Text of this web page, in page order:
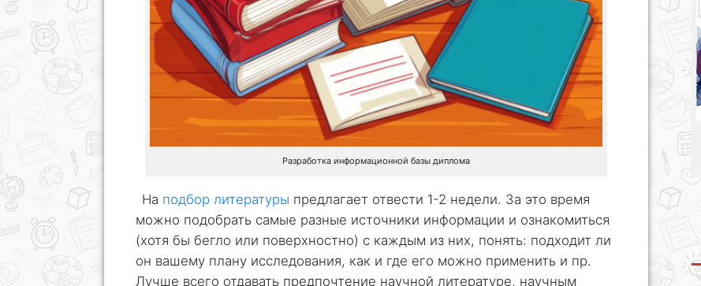
Разработка информационной базы диплома
На подбор литературы предлагает отвести 1-2 недели. За это время
можно подобрать самые разные источники информации и ознакомиться
(хотя бы бегло или поверхностно) с каждым из них, понять: подходит ли
он вашему плану исследования, как и где его можно применить и пр.
Лучше всего отдавать предпочтение научной литературе, научным